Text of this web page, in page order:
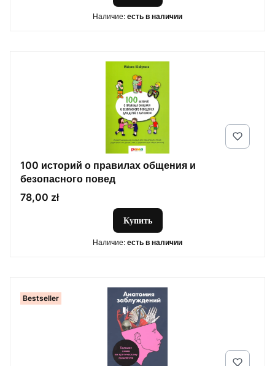
Наличие: есть в наличии
100 историй о правилах общения и
безопасного повед
Цена
78,00 zł
Купить
Наличие: есть в наличии
Bestseller